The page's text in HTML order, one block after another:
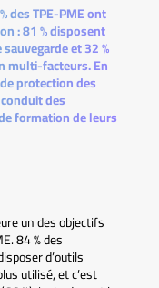
des TPE-PME ont
: 81 % disposent
et 32 %
multi-facteurs. En
protection des
des
formation de leurs
un des objectifs
84 % des
d’outils
utilisé, et c’est